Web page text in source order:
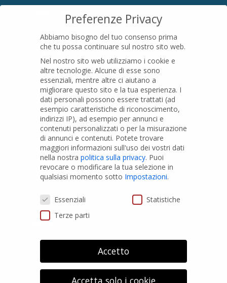
16015 Casella (GE) – Italy
01079200299
PRODOTTI
Tubi PVC
Raccordi PVC
Tubi e Raccordi in PVC-A
Pozzi Artesiani
Privacy Policy
GDPR Personal data
Preferenze Privacy
Abbiamo bisogno del tuo consenso prima
che tu possa continuare sul nostro sito web.
Nel nostro sito web utilizziamo i cookie e
altre tecnologie. Alcune di esse sono
essenziali, mentre altre ci aiutano a
migliorare questo sito e la tua esperienza. I
dati personali possono essere trattati (ad
esempio caratteristiche di riconoscimento,
indirizzi IP), ad esempio per annunci e
contenuti personalizzati o per la misurazione
di annunci e contenuti. Potete trovare
maggiori informazioni sull'uso dei vostri dati
nella nostra politica sulla privacy. Puoi
revocare o modificare la tua selezione in
qualsiasi momento sotto Impostazioni.
Preferenze Privacy
Essenziali
Statistiche
Terze parti
Accetto